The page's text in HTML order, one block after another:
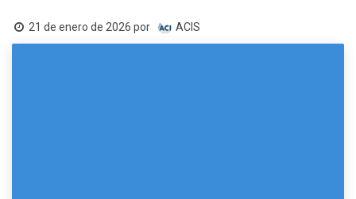
21 de enero de 2026 por ACIS